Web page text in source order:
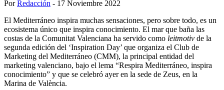
PorRedacción - 17 Noviembre 2022
El Mediterráneo inspira muchas sensaciones, pero sobre todo, es un
ecosistema único que inspira conocimiento. El mar que baña las
costas de la Comunitat Valenciana ha servido como leitmotiv de la
segunda edición del ‘Inspiration Day’ que organiza el Club de
Marketing del Mediterráneo (CMM), la principal entidad del
marketing valenciano, bajo el lema “Respira Mediterráneo, inspira
conocimiento” y que se celebró ayer en la sede de Zeus, en la
Marina de València.